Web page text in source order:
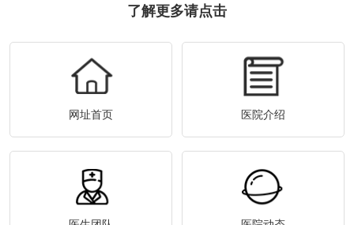
了解更多请点击
网址首页 医院介绍